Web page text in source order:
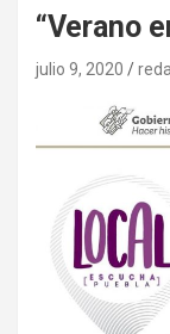
“Verano
julio 9, 2020